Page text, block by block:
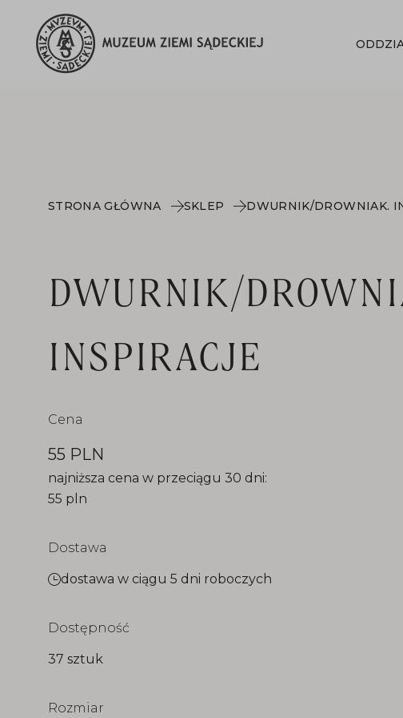
STRONA GŁÓWNA SKLEP
DWURNIK/
INSPIRACJE
Cena
55 PLN
najniższa cena w przeciągu 30 dni:
55 pln
Dostawa
dostawa w ciągu 5 dni roboczych
Dostępność
37 sztuk
Rozmiar